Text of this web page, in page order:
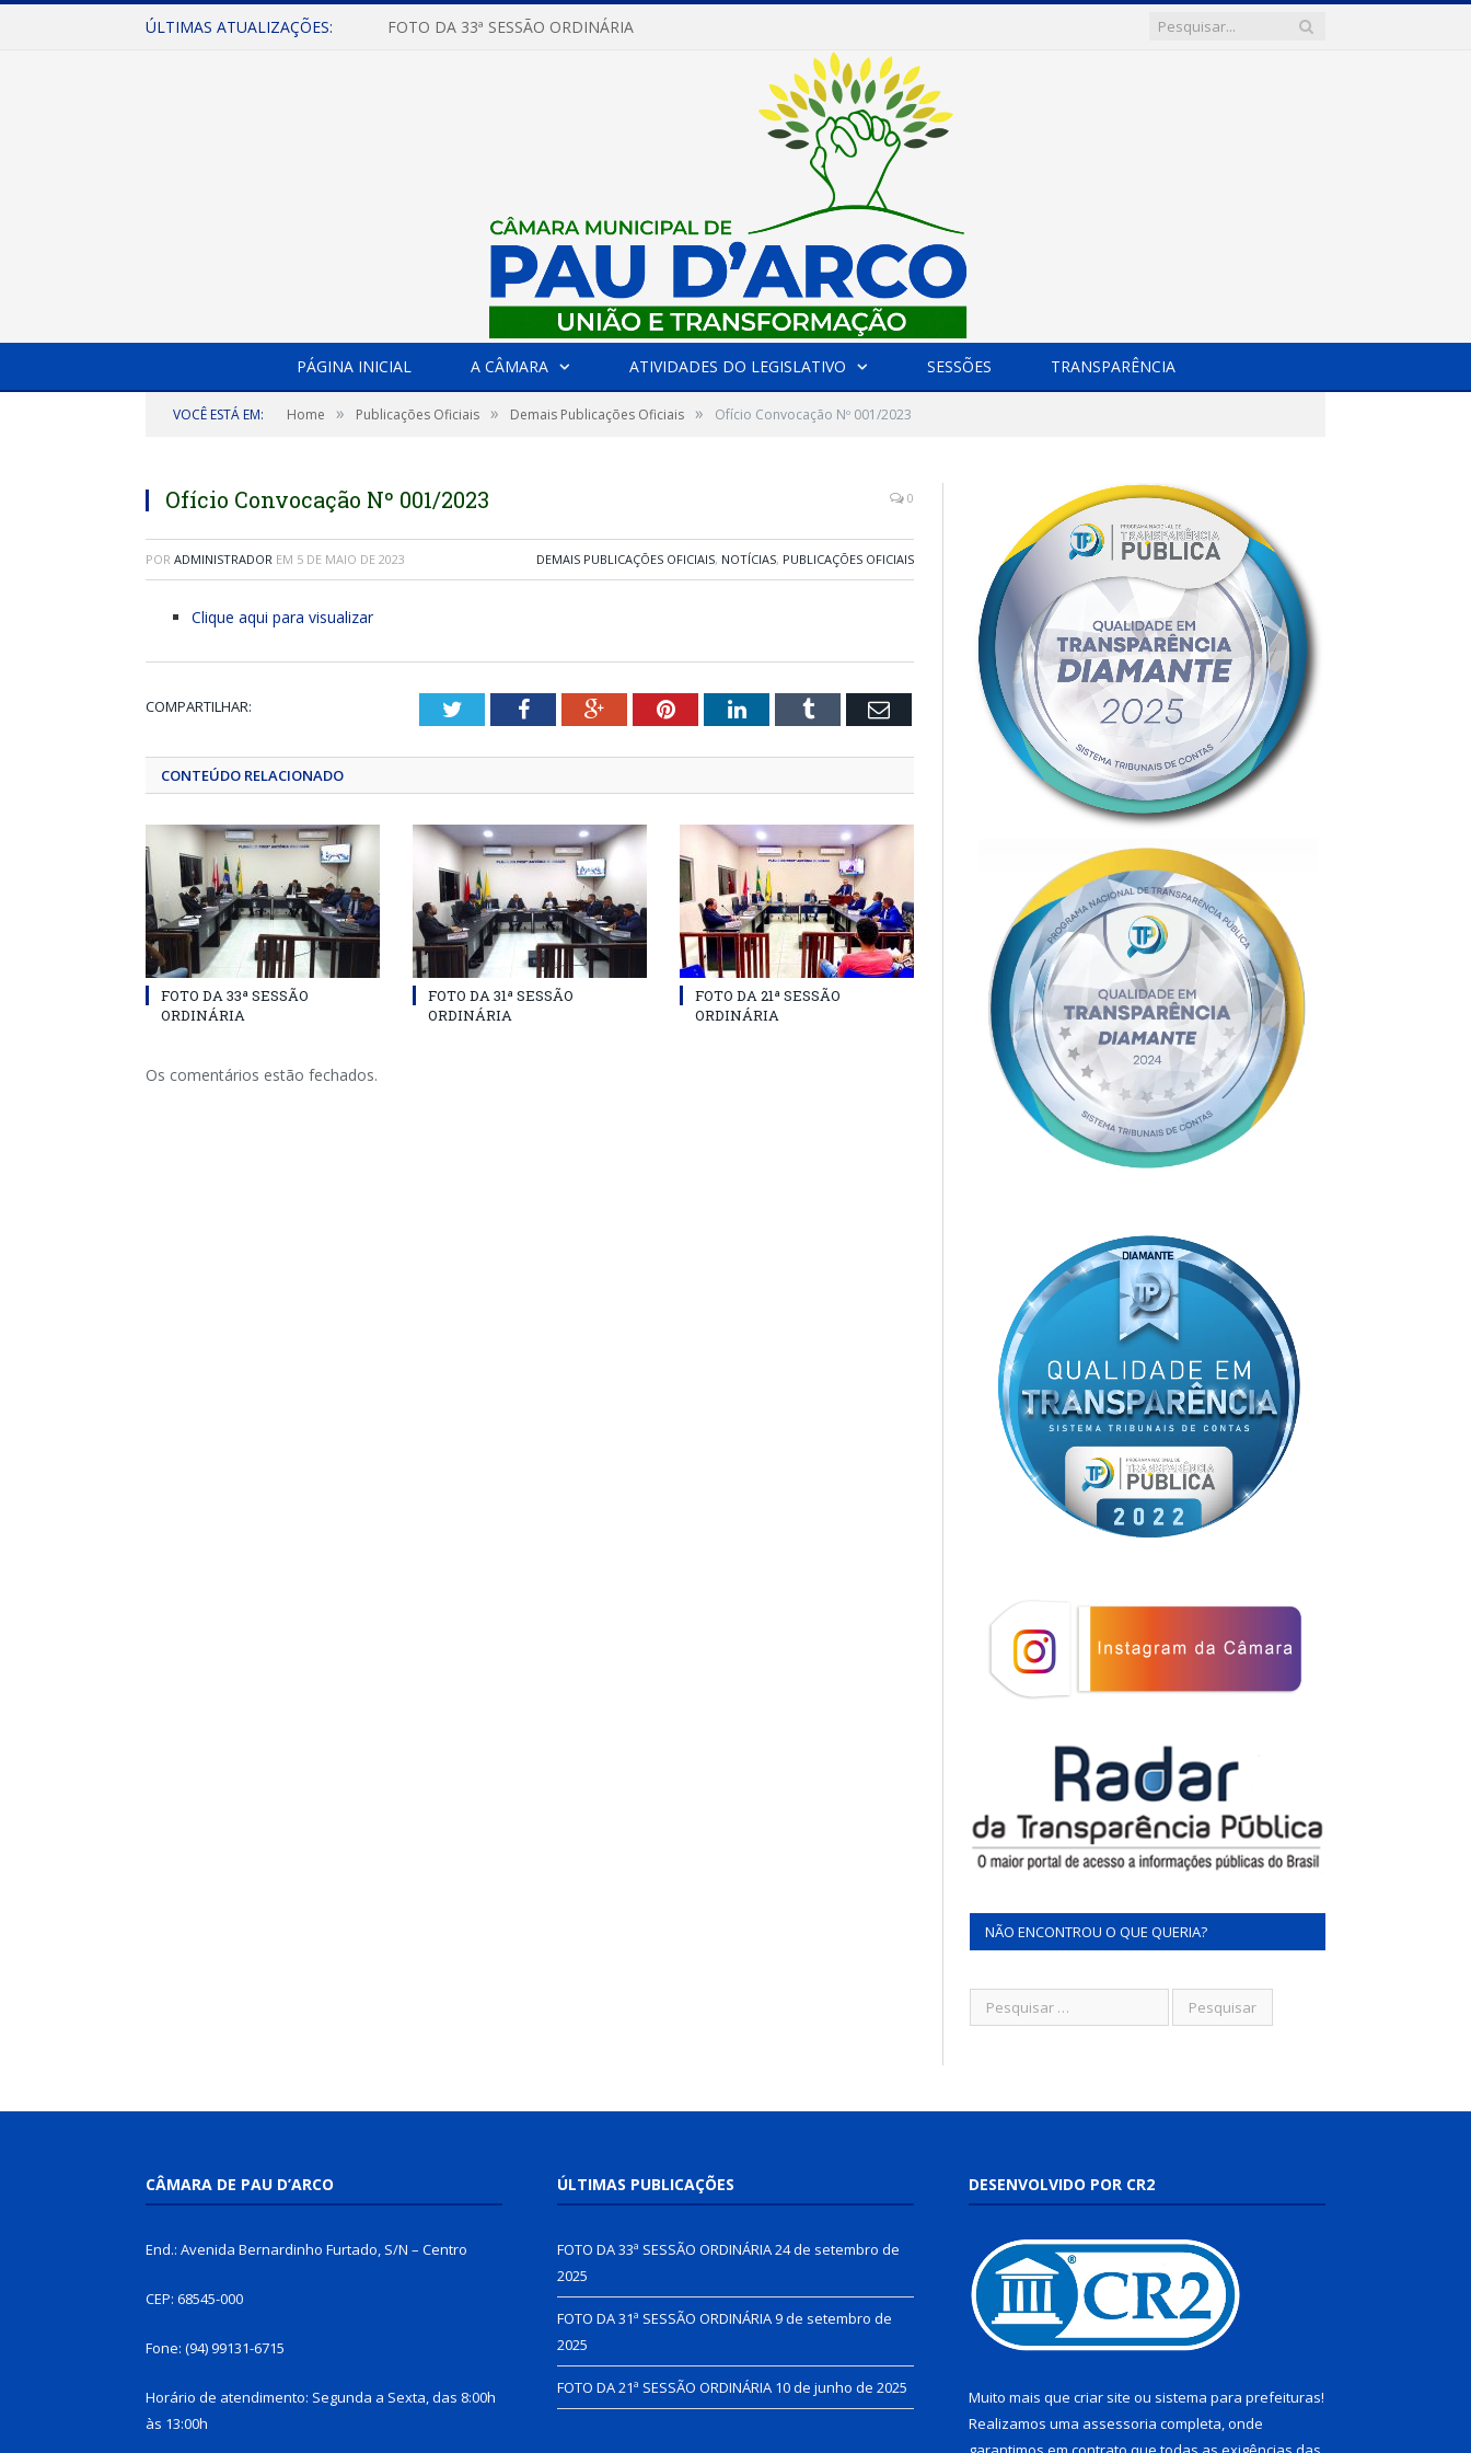
ÚLTIMAS ATUALIZAÇÕES: FOTO DA 33ª SESSÃO ORDINÁRIA
PÁGINA INICIAL A CÂMARA ATIVIDADES DO LEGISLATIVO SESSÕES TRANSPARÊNCIA
VOCÊ ESTÁ EM: Home » Publicações Oficiais » Demais Publicações Oficiais » Ofício Convocação Nº 001/2023
Ofício Convocação Nº 001/2023 0
POR ADMINISTRADOR EM 5 DE MAIO DE 2023 DEMAIS PUBLICAÇÕES OFICIAIS, NOTÍCIAS, PUBLICAÇÕES OFICIAIS
Clique aqui para visualizar
COMPARTILHAR: TwitterFacebookGoogle+PinterestLinkedInTumblr Email
CONTEÚDO RELACIONADO
FOTO DA 33ª SESSÃO
ORDINÁRIA
FOTO DA 31ª SESSÃO
ORDINÁRIA
FOTO DA 21ª SESSÃO
ORDINÁRIA
Os comentários estão fechados.
NÃO ENCONTROU O QUE QUERIA?
CÂMARA DE PAU D’ARCO
End.: Avenida Bernardinho Furtado, S/N – Centro
CEP: 68545-000
Fone: (94) 99131-6715
Horário de atendimento: Segunda a Sexta, das 8:00h
às 13:00h
ÚLTIMAS PUBLICAÇÕES
FOTO DA 33ª SESSÃO ORDINÁRIA24 de setembro de
2025
FOTO DA 31ª SESSÃO ORDINÁRIA9 de setembro de
2025
FOTO DA 21ª SESSÃO ORDINÁRIA 10 de junho de 2025
DESENVOLVIDO POR CR2
Muito mais que criar site ou sistema para prefeituras!
Realizamos uma assessoria completa, onde